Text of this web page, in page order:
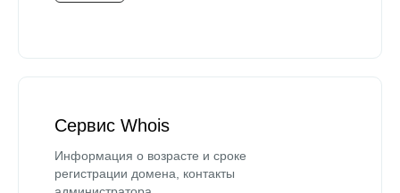
Сервис Whois
Информация о возрасте и сроке
регистрации домена, контакты